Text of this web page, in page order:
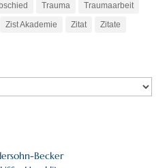
Trauma
Traumaarbeit
Zist Akademie Zitat Zitate
Becker